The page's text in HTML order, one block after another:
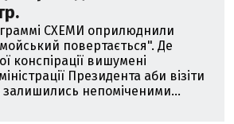
СХЕМИ оприлюднили
повертається". Де
конспірації вишумені
Президента аби візіти
залишились непоміченими...